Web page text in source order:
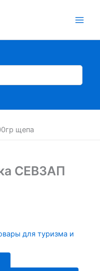
щепа
СЕВЗАП
для туризма и